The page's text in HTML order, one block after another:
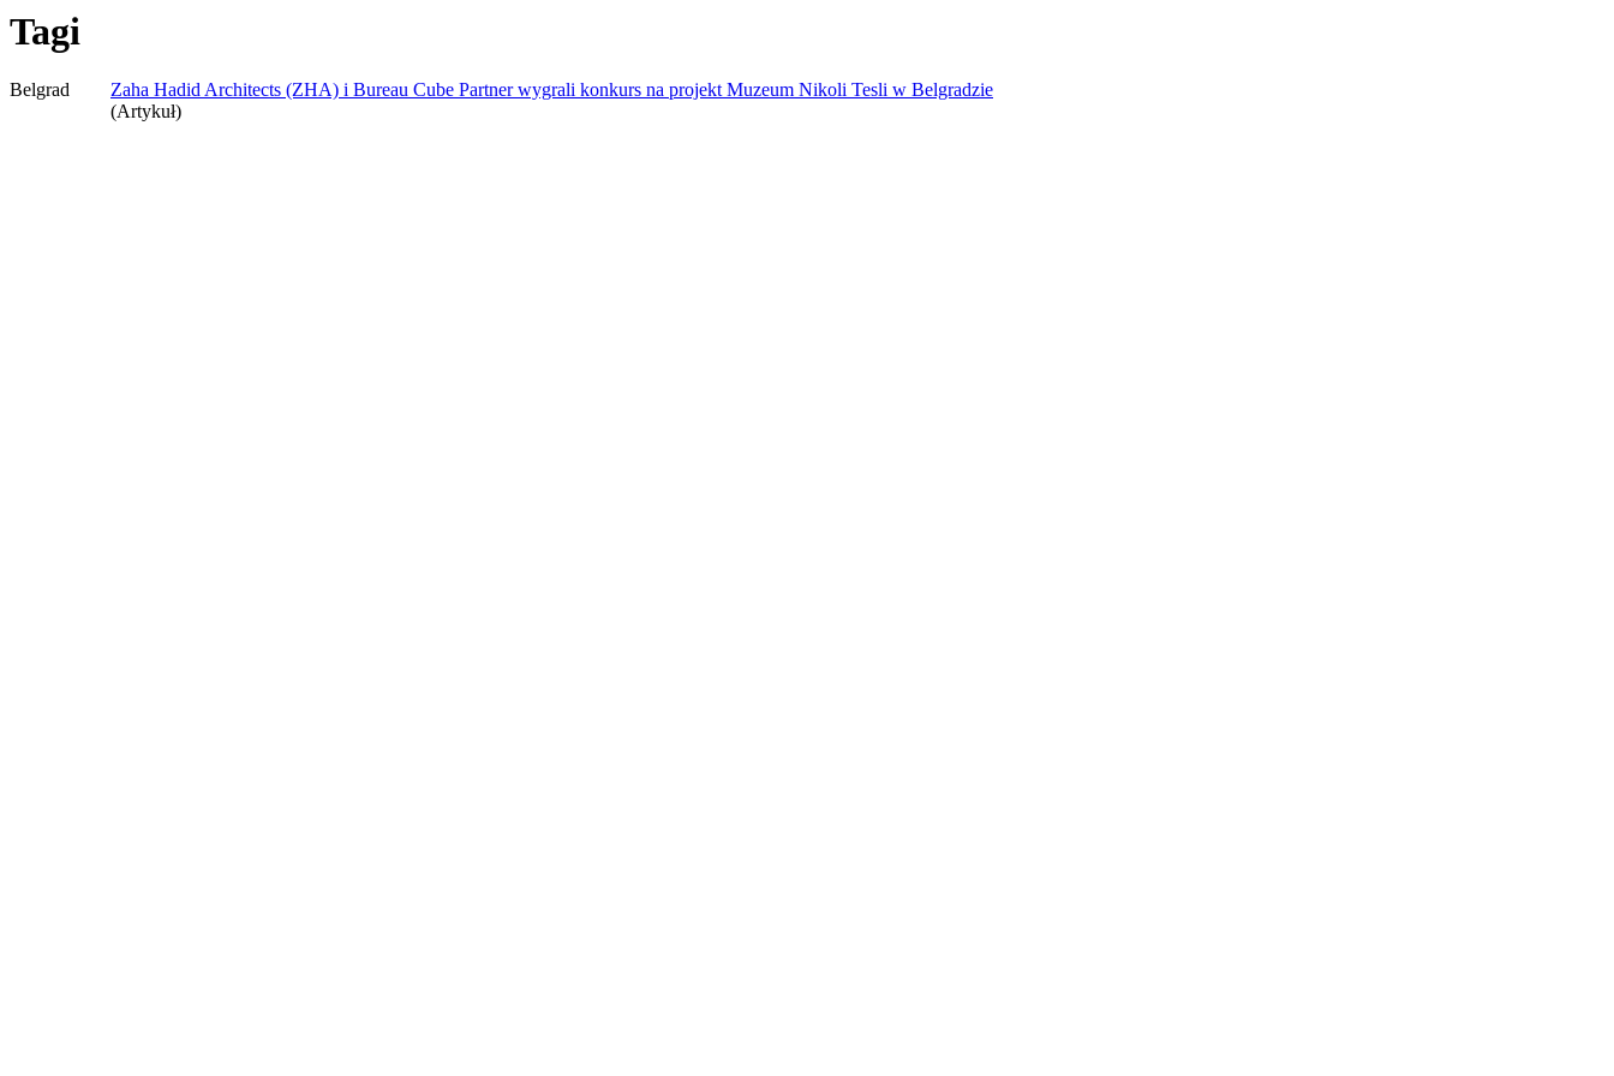
Tagi
Belgrad
Zaha Hadid Architects (ZHA) i Bureau Cube Partner wygrali konkurs na projekt Muzeum Nikoli Tesli w Belgradzie
(Artykuł)